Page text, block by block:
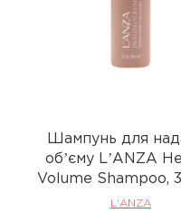
Шампунь для
обʼєму LʼANZA
Volume Shampoo,
L'ANZA